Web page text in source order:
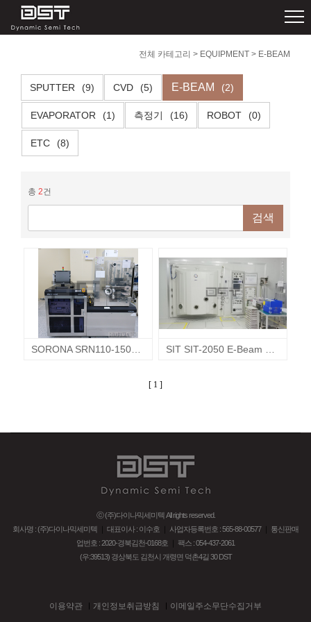
전체 카테고리 > EQUIPMENT > E-BEAM
SPUTTER (9) CVD (5) E-BEAM (2)
EVAPORATOR (1) 측정기 (16) ROBOT (0)
ETC (8)
총 2건
검색
SORONA SRN110-1505-R2​ E-Beam Evaporation 이빔증착기
[ 1 ]
ⓒ (주)다이나믹세미텍 All rights reserved.
회사명 : (주)다이나믹세미텍
대표이사 : 이수호 사업자등록번호 : 565-88-00577｜ 통신판매
업번호 : 2020-경북김천-0168호
팩스 : 054-437-2061
(우:39513) 경상북도 김천시 개령면 덕촌4길 30 DST
이용약관 개인정보취급방침 이메일주소무단수집거부